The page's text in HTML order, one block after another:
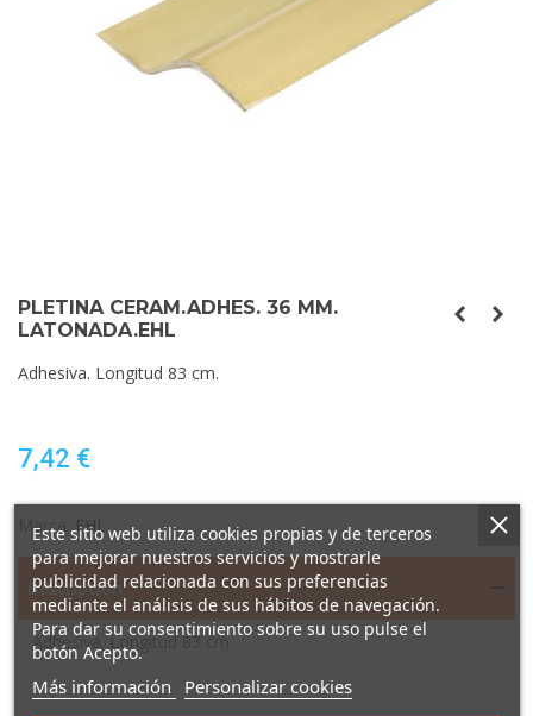
PLETINA CERAM.ADHES. 36 MM.
LATONADA.EHL
Adhesiva. Longitud 83 cm.
7,42 €
Marca: EHL
Descripción
Adhesiva. Longitud 83 cm.
Este sitio web utiliza cookies propias y de terceros
para mejorar nuestros servicios y mostrarle
publicidad relacionada con sus preferencias
mediante el análisis de sus hábitos de navegación.
Para dar su consentimiento sobre su uso pulse el
botón Acepto.
Más información
sobre
Personalizar cookies